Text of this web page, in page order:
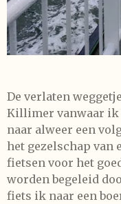
De verlaten
Killimer vanwaar ik
naar alweer een
het gezelschap van
fietsen voor het
worden begeleid
fiets ik naar een